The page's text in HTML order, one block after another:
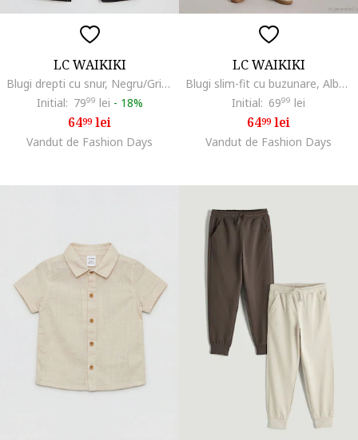
LC WAIKIKI
Blugi drepti cu snur, Negru/Gri antracit
Initial: 7999 lei - 18%
6499lei
Vandut de Fashion Days
LC WAIKIKI
Blugi slim-fit cu buzunare, Albastru deschis
Initial: 6999 lei
6499lei
Vandut de Fashion Days